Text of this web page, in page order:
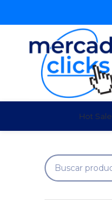
Hot Sale